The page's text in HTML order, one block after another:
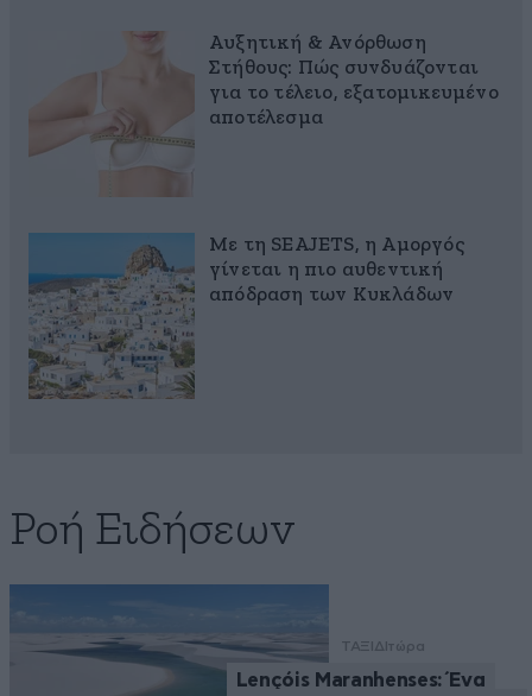
Αυξητική & Ανόρθωση
Στήθους: Πώς συνδυάζονται
για το τέλειο, εξατομικευμένο
αποτέλεσμα
Με τη SEAJETS, η Αμοργός
γίνεται η πιο αυθεντική
απόδραση των Κυκλάδων
Ροή Ειδήσεων
ΤΑΞΙΔΙτώρα
Lençóis Maranhenses: Ένα